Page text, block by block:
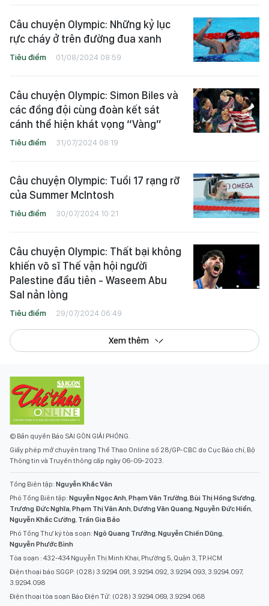
Câu chuyện Olympic: Những kỷ lục
rực cháy ở trên đường đua xanh
Tiêu điểm 01/08/2024 08:59
Câu chuyện Olympic: Simon Biles và
các đồng đội cùng đoàn kết sát
cánh thể hiện khát vọng “Vàng”
Tiêu điểm 31/07/2024 08:19
Câu chuyện Olympic: Tuổi 17 rạng rỡ
của Summer McIntosh
Tiêu điểm 30/07/2024 10:21
Câu chuyện Olympic: Thất bại không
khiến võ sĩ Thế vận hội người
Palestine đầu tiên - Waseem Abu
Sal nản lòng
Tiêu điểm 29/07/2024 06:49
Xem thêm
© Bản quyền Báo SÀI GÒN GIẢI PHÓNG.
Giấy phép mở chuyên trang Thể Thao Online số 28/GP-CBC do Cục Báo chí, Bộ
Thông tin và Truyền thông cấp ngày 06-09-2023.
Tổng Biên tập: Nguyễn Khắc Văn
Phó Tổng Biên tập: Nguyễn Ngọc Anh,Phạm Văn Trường,Bùi Thị Hồng Sương,
Trương Đức Nghĩa,Phạm Thị Vân Anh,Dương Văn Quang,Nguyễn Đức Hiển,
Nguyễn Khắc Cường, Trần Gia Bảo
Phó Tổng Thư ký tòa soạn: Ngô Quang Trưởng,Nguyễn Chiến Dũng,
Nguyễn Phước Bình
Tòa soạn : 432-434 Nguyễn Thị Minh Khai, Phường 5, Quận 3, TP.HCM
Điện thoại báo SGGP: (028) 3.9294.091, 3.9294.092, 3.9294.093, 3.9294.097,
3.9294.098
Điện thoại tòa soạn Báo Điện Tử: (028) 3.9294.069, 3.9294.068